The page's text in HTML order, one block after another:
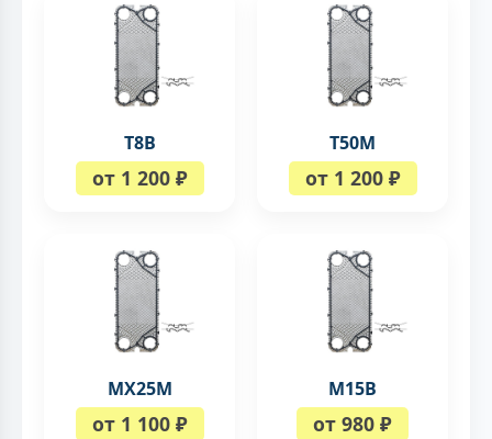
T8B
от 1 200 ₽
T50M
от 1 200 ₽
MX25M
от 1 100 ₽
M15B
от 980 ₽